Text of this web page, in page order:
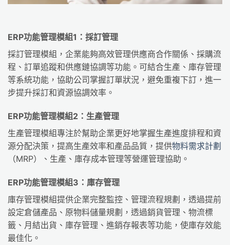
ERP功能管理模組1：採訂管理
採訂管理模組，企業能夠高效管理供應商合作關係、採購流
程、訂單追蹤和供應鏈協調等功能。可結合生產、庫存管理
等系統功能，協助公司掌握訂單狀況，避免重複下訂，進一
步提升採訂和資源協調效率。
ERP功能管理模組2：生產管理
生產管理模組專注於幫助企業更好地掌握生產進度排程和資
源分配決策，提高生產效率和產品品質，提供物料需求計劃
（MRP）、生產、庫存成本管理等營運管理協助。
ERP功能管理模組3：庫存管理
庫存管理模組提供企業完整監控、管理流程規劃，透過提前
設定倉儲產品、原物料儲量規劃，透過銷貨管理、物流標
籤、月結出貨、庫存管理、進銷存報表等功能，使庫存效能
最佳化。